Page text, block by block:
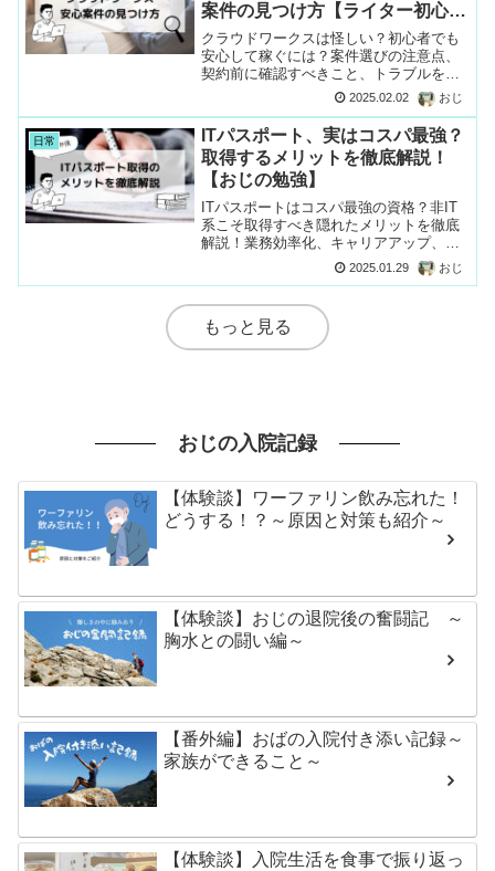
案件の見つけ方【ライター初心者
編】
クラウドワークスは怪しい？初心者でも
安心して稼ぐには？案件選びの注意点、
契約前に確認すべきこと、トラブルを避
けるための心構えを実体験を交えて解
説。これであなたもクラウドワークスデ
ビュー！
2025.02.02 おじ
日常
ITパスポート、実はコスパ最強？
取得するメリットを徹底解説！
【おじの勉強】
ITパスポートはコスパ最強の資格？非IT
系こそ取得すべき隠れたメリットを徹底
解説！業務効率化、キャリアアップ、日
常生活の安全確保まで、学習法や受験デ
ータも紹介。ITパスポートの価値を再発
2025.01.29 おじ
もっと見る
おじの入院記録
【体験談】ワーファリン飲み忘れた！
どうする！？～原因と対策も紹介～
【体験談】おじの退院後の奮闘記 ～
胸水との闘い編～
【番外編】おばの入院付き添い記録～
家族ができること～
【体験談】入院生活を食事で振り返っ